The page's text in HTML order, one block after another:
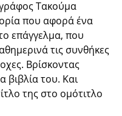
Τακούμα
που αφορά ένα
επάγγελμα, που
τις συνθήκες
Βρίσκοντας
βιβλία του. Και
της στο ομότιτλο